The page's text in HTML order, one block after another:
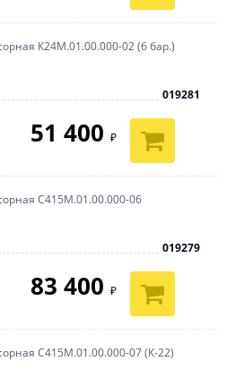
К24М.01.00.000-02 (6 бар.)
019281
51 400 ₽
С415М.01.00.000-06
019279
83 400 ₽
С415М.01.00.000-07 (К-22)